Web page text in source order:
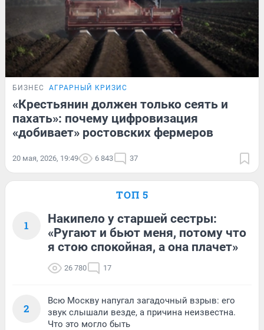
БИЗНЕС АГРАРНЫЙ КРИЗИС
«Крестьянин должен только сеять и
пахать»: почему цифровизация
«добивает» ростовских фермеров
20 мая, 2026, 19:49 6 843 37
ТОП 5
1
Накипело у старшей сестры:
«Ругают и бьют меня, потому что
я стою спокойная, а она плачет»
26 780 17
2
Всю Москву напугал загадочный взрыв: его
звук слышали везде, а причина неизвестна.
Что это могло быть